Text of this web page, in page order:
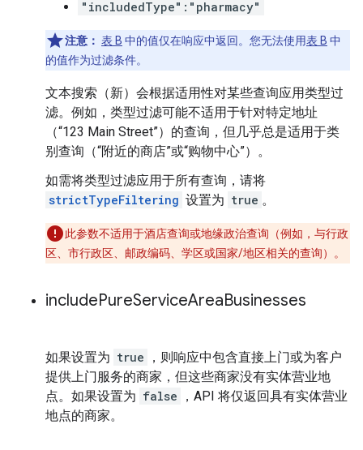
"includedType":"pharmacy"
注意： 表 B 中的值仅在响应中返回。您无法使用表 B 中
的值作为过滤条件。
文本搜索（新）会根据适用性对某些查询应用类型过
滤。例如，类型过滤可能不适用于针对特定地址
（“123 Main Street”）的查询，但几乎总是适用于类
别查询（“附近的商店”或“购物中心”）。
如需将类型过滤应用于所有查询，请将
strictTypeFiltering 设置为 true 。
此参数不适用于酒店查询或地缘政治查询（例如，与行政
区、市行政区、邮政编码、学区或国家/地区相关的查询）。
includePureServiceAreaBusinesses
如果设置为 true
，则响应中包含直接上门或为客户
提供上门服务的商家，但这些商家没有实体营业地
点。如果设置为 false
，API 将仅返回具有实体营业
地点的商家。